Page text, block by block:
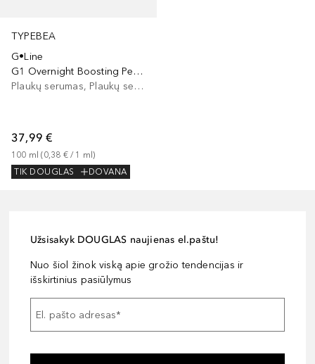
TYPEBEA
G•Line
G1 Overnight Boosting Peptide Serum
Plaukų serumas, Plaukų serumas/aliejus
37,99 €
100 ml (0,38 € / 1 ml)
TIK DOUGLAS
DOVANA
Užsisakyk DOUGLAS naujienas el.paštu!
Nuo šiol žinok viską apie grožio tendencijas ir
išskirtinius pasiūlymus
El. pašto adresas*